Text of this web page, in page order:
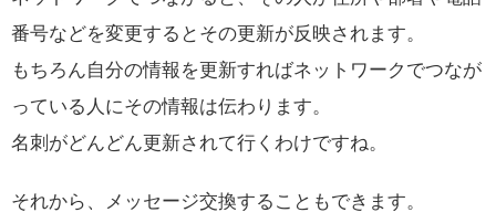
番号などを変更するとその更新が反映されます。
もちろん自分の情報を更新すればネットワークでつなが
っている人にその情報は伝わります。
名刺がどんどん更新されて行くわけですね。
それから、メッセージ交換することもできます。